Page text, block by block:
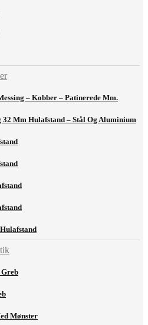
– Kobber – Patinerede Mm.
32 Mm Hulafstand – Stål Og Aluminium
Mønster